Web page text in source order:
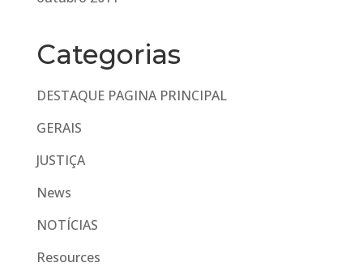
Categorias
DESTAQUE PAGINA PRINCIPAL
GERAIS
JUSTIÇA
News
NOTÍCIAS
Resources